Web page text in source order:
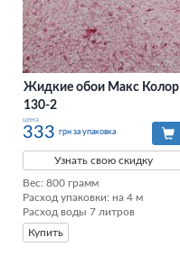
Жидкие обои Макс Колор
130-2
цена
333 грн за упаковка
Узнать свою скидку
Вес: 800 грамм
Расход упаковки: на 4 м
Расход воды 7 литров
Купить